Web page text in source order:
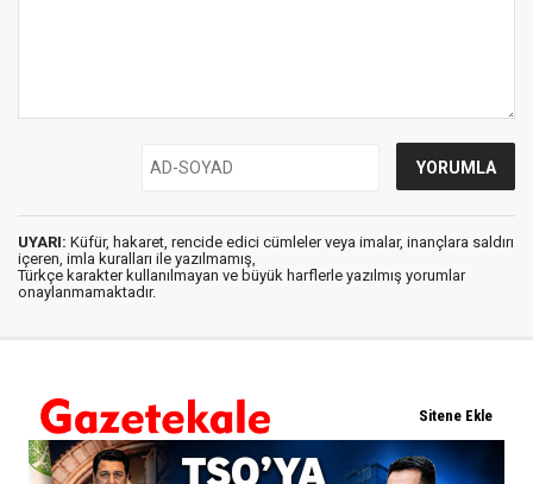
UYARI: Küfür, hakaret, rencide edici cümleler veya imalar, inançlara saldırı
içeren, imla kuralları ile yazılmamış,
Türkçe karakter kullanılmayan ve büyük harflerle yazılmış yorumlar
onaylanmamaktadır.